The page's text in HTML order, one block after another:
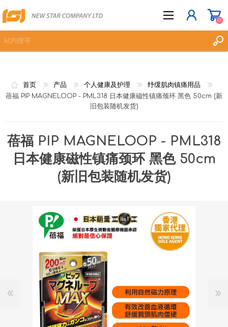
立即登记
登入
(0)
首页 产品 个人健康及护理
纾缓肌肉镇痛用品
蓓福 PIP MAGNELOOP - PML318 日本健康磁性镇痛颈环 黑色 50cm (新
旧包装随机发货)
蓓福 PIP MAGNELOOP - PML318
日本健康磁性镇痛颈环 黑色 50cm
(新旧包装随机发货)